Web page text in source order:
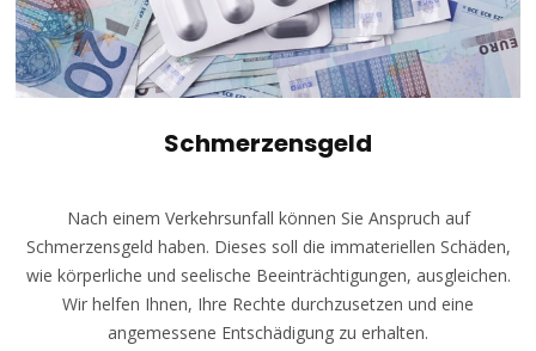
Schmerzensgeld
Nach einem Verkehrsunfall können Sie Anspruch auf
Schmerzensgeld haben. Dieses soll die immateriellen Schäden,
wie körperliche und seelische Beeinträchtigungen, ausgleichen.
Wir helfen Ihnen, Ihre Rechte durchzusetzen und eine
angemessene Entschädigung zu erhalten.